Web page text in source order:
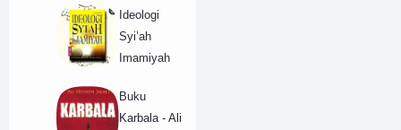
Ideologi
Syi’ah
Imamiyah
Buku
Karbala - Ali